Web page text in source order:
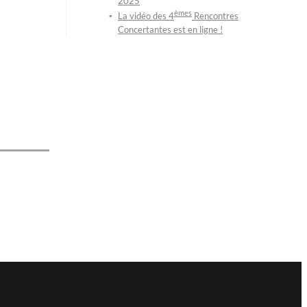
La vidéo des 4èmes Rencontres
Concertantes est en ligne !